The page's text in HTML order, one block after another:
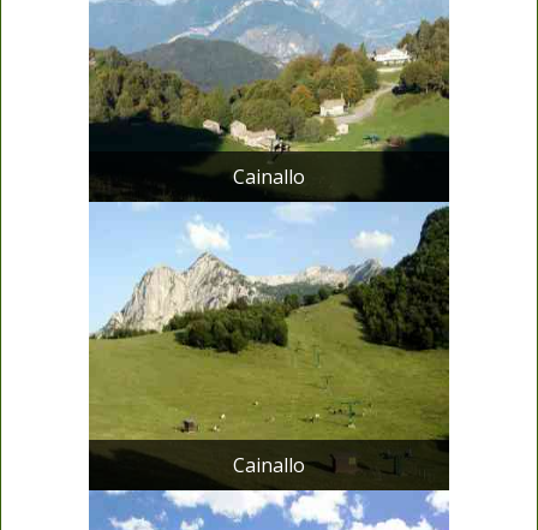
Cainallo
Cainallo